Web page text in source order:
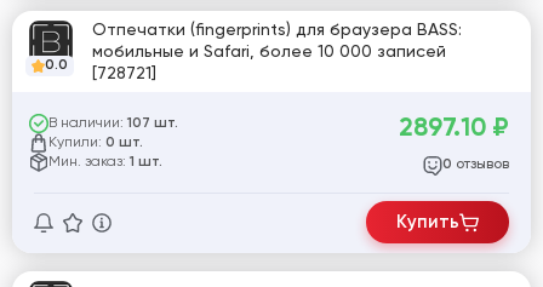
0.0
Отпечатки (fingerprints) для браузера BASS:
мобильные и Safari, более 10 000 записей
[728721]
В наличии: 107 шт.
Купили: 0 шт.
Мин. заказ: 1 шт.
2897.10 ₽
0 отзывов
Купить